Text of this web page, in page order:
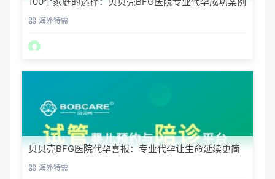
分享海外特需
贝贝壳BFG医院代孕喜报：专业代孕让生命延续更简
单 海外特需